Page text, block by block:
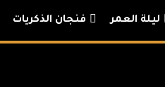
ليلة العمر فنجان الذكريات